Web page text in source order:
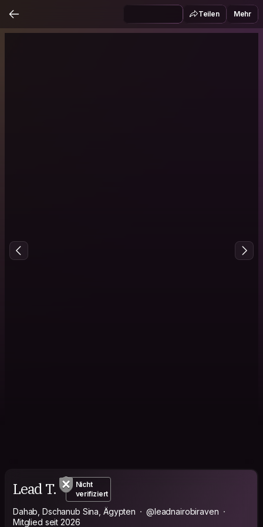
Teilen Mehr
Lead T.
Nicht
verifiziert
Dahab, Dschanub Sina, Ägypten
@leadnairobiraven
Mitglied seit 2026